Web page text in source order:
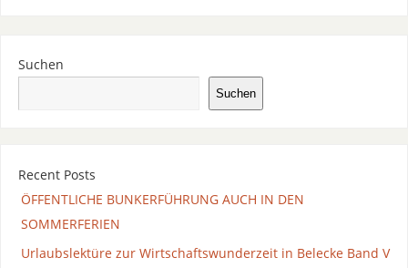
Suchen
Suchen
Recent Posts
ÖFFENTLICHE BUNKERFÜHRUNG AUCH IN DEN
SOMMERFERIEN
Urlaubslektüre zur Wirtschaftswunderzeit in Belecke Band V